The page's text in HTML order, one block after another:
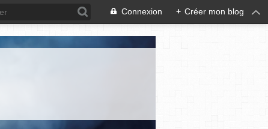
Connexion + Créer mon blog